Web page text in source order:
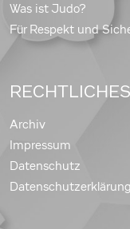
Was ist Judo?
Für Respekt und
RECHTLICHES
Archiv
Impressum
Datenschutz